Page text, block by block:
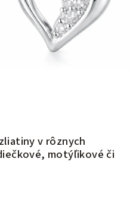
v rôznych
motýľikové či